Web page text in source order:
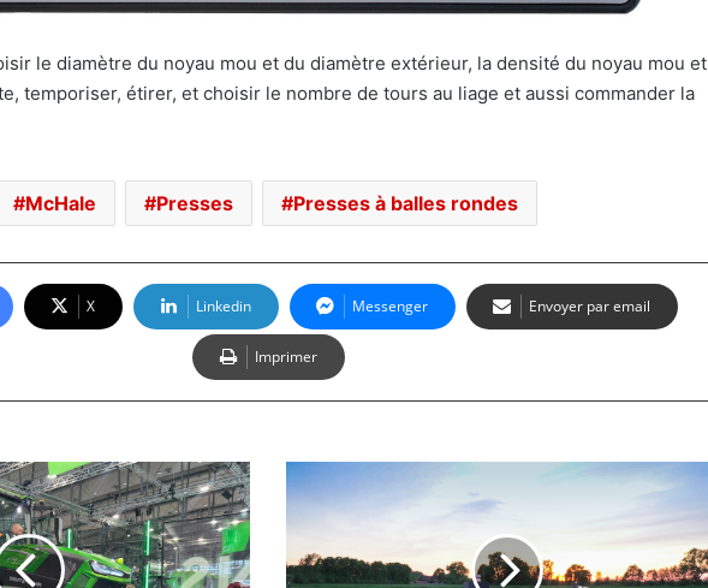
le diamètre du noyau mou et du diamètre extérieur, la densité du noyau mou et
temporiser, étirer, et choisir le nombre de tours au liage et aussi commander la
McHale Presses Presses à balles rondes
X Linkedin Messenger Envoyer par email
Imprimer
Kubota
investit
dans
pulvérisation